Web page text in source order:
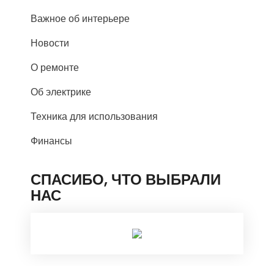
Важное об интерьере
Новости
О ремонте
Об электрике
Техника для использования
Финансы
СПАСИБО, ЧТО ВЫБРАЛИ
НАС